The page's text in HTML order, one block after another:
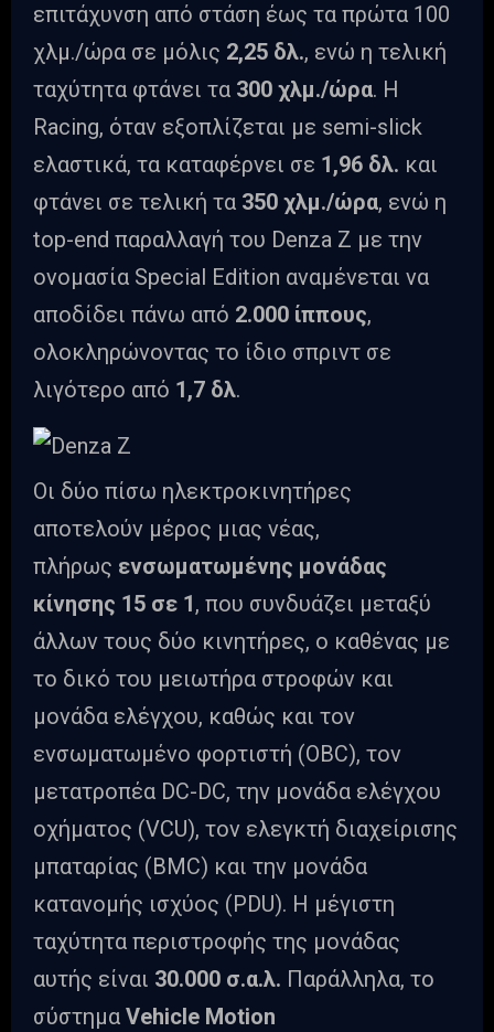
επιτάχυνση από στάση έως τα πρώτα 100
χλμ./ώρα σε μόλις 2,25 δλ., ενώ η τελική
ταχύτητα φτάνει τα 300 χλμ./ώρα. Η
Racing, όταν εξοπλίζεται με semi-slick
ελαστικά, τα καταφέρνει σε 1,96 δλ. και
φτάνει σε τελική τα 350 χλμ./ώρα, ενώ η
top-end παραλλαγή του Denza Z με την
ονομασία Special Edition αναμένεται να
αποδίδει πάνω από 2.000 ίππους,
ολοκληρώνοντας το ίδιο σπριντ σε
λιγότερο από 1,7 δλ.
Οι δύο πίσω ηλεκτροκινητήρες
αποτελούν μέρος μιας νέας,
πλήρως ενσωματωμένης μονάδας
κίνησης 15 σε 1, που συνδυάζει μεταξύ
άλλων τους δύο κινητήρες, ο καθένας με
το δικό του μειωτήρα στροφών και
μονάδα ελέγχου, καθώς και τον
ενσωματωμένο φορτιστή (OBC), τον
μετατροπέα DC-DC, την μονάδα ελέγχου
οχήματος (VCU), τον ελεγκτή διαχείρισης
μπαταρίας (BMC) και την μονάδα
κατανομής ισχύος (PDU). Η μέγιστη
ταχύτητα περιστροφής της μονάδας
αυτής είναι 30.000 σ.α.λ. Παράλληλα, το
σύστημα Vehicle Motion